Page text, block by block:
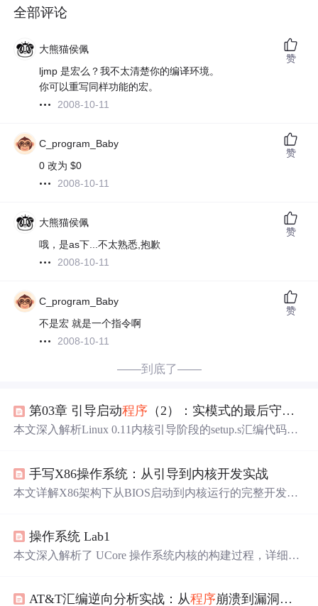
全部评论
大熊猫侯佩
ljmp 是宏么？我不太清楚你的编译环境。
你可以重写同样功能的宏。
2008-10-11
赞
C_program_Baby
0 改为 $0
2008-10-11
赞
大熊猫侯佩
哦，是as下...不太熟悉,抱歉
2008-10-11
赞
C_program_Baby
不是宏 就是一个指令啊
2008-10-11
赞
——到底了——
第03章 引导启动程序 （2）：实模式的最后守望者——setup.s的硬件侦察与
本文深入解析Linux 0.11内核引导阶段的setup.s汇编代码（2
址线开启、8259A中断控制器重映射、IDT/GDT初始化，
以及通过CR0.PE置位和ljmp 指令进入32位保护模式。所有
手写X86操作系统：从引导到内核开发实战
本文详解X86架构下从BIOS启动到内核运行的完整开发流
SM汇编引导代码、i686-elf交叉编译环境、QEMU调试方
法，以及内存分页、进程调度和文件系统等进阶方向，强
操作系统 Lab1
本文深入解析了 UCore 操作系统内核的构建过程，详细介
到内核各段的加载流程，以及中 断描述符表的构建和使用
AT&T汇编逆向分析实战：从程序崩溃到漏洞挖掘